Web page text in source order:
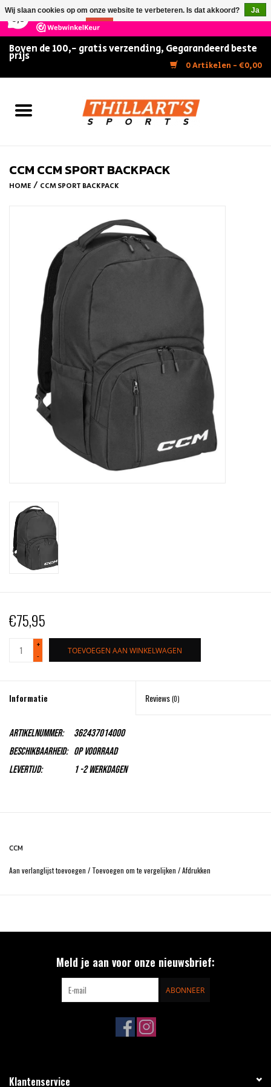
147 Reviews ×
Boven de 100,- gratis verzending, Gegarandeerd beste
prijs
0 Artikelen - €0,00
Home
FITNESS & ULTIMATE SHAPE
Rolschaatsen
CCM CCM SPORT BACKPACK
HOME / CCM SPORT BACKPACK
€75,95
+
-
TOEVOEGEN AAN WINKELWAGEN
Informatie Reviews(0)
Artikelnummer:
362437014000
Beschikbaarheid: Op voorraad
Levertijd:
1 -2 Werkdagen
CCM
Aan verlanglijst toevoegen / Toevoegen om te vergelijken /Afdrukken
Meld je aan voor onze nieuwsbrief:
ABONNEER
Klantenservice
Wij slaan cookies op om onze website te verbeteren. Is dat akkoord?
Ja
Nee